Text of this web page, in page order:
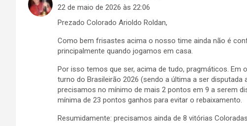
22 de maio de 2026 às 22:06
Prezado Colorado Arioldo Roldan,
Como bem frisastes acima o nosso time ainda não é
principalmente quando jogamos em casa.
Por isso temos que ser, acima de tudo, pragmáticos. Em
turno do Brasileirão 2026 (sendo a última a ser
precisamos no mínimo de mais 2 pontos em 9 a serem
mínima de 23 pontos ganhos para evitar o rebaixamento.
Resumidamente: precisamos ainda de 8 vitórias